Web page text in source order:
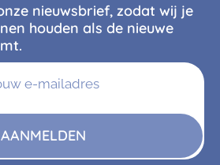
nieuwsbrief, zodat wij je
houden als de nieuwe
AANMELDEN